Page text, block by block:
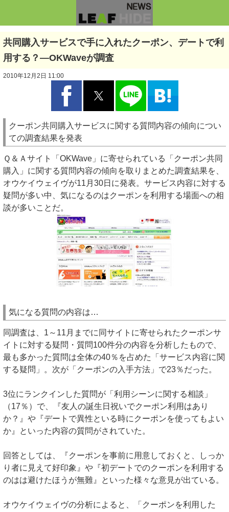
共同購入サービスで手に入れたクーポン、デートで利
用する？―OKWaveが調査
2010年12月2日 11:00
クーポン共同購入サービスに関する質問内容の傾向につい
ての調査結果を発表
Ｑ＆Ａサイト「OKWave」に寄せられている「クーポン共同
購入」に関する質問内容の傾向を取りまとめた調査結果を、
オウケイウェイヴが11月30日に発表。サービス内容に対する
疑問が多い中、気になるのはクーポンを利用する場面への相
談が多いことだ。
気になる質問の内容は…
同調査は、1～11月までに同サイトに寄せられたクーポンサ
イトに対する疑問・質問100件分の内容を分析したもので、
最も多かった質問は全体の40％を占めた「サービス内容に関
する疑問」。次が「クーポンの入手方法」で23％だった。
3位にランクインした質問が「利用シーンに関する相談」
（17％）で、『友人の誕生日祝いでクーポン利用はあり
か？』や『デートで異性といる時にクーポンを使ってもよい
か』といった内容の質問がされていた。
回答としては、『クーポンを事前に用意しておくと、しっか
り者に見えて好印象』や『初デートでのクーポンを利用する
のはは避けたほうが無難』といった様々な意見が出ている。
オウケイウェイヴの分析によると、「クーポンを利用した